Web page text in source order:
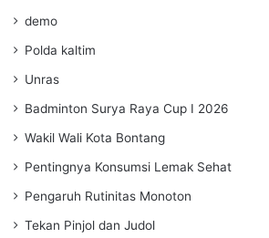
demo
Polda kaltim
Unras
Badminton Surya Raya Cup I 2026
Wakil Wali Kota Bontang
Pentingnya Konsumsi Lemak Sehat
Pengaruh Rutinitas Monoton
Tekan Pinjol dan Judol